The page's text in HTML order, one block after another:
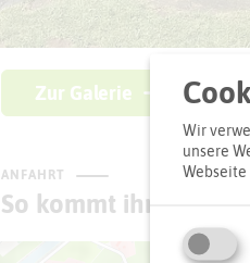
Zur Galerie
ANFAHRT
So kommt ihr zum Ziel
Wir
unsere
Webseite